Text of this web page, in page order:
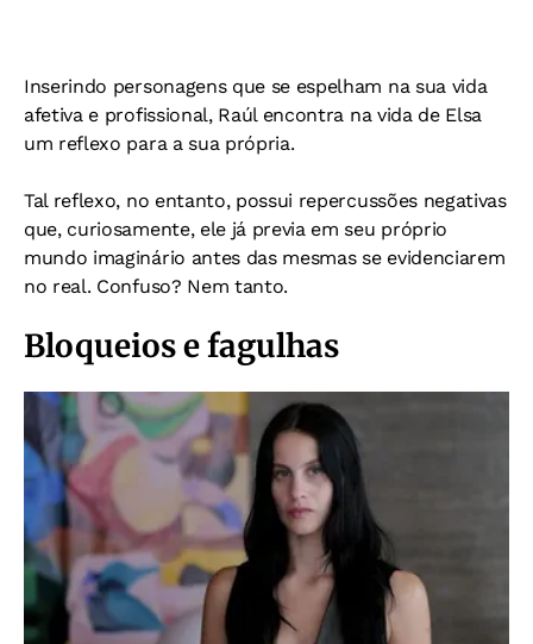
Inserindo personagens que se espelham na sua vida
afetiva e profissional, Raúl encontra na vida de Elsa
um reflexo para a sua própria.
Tal reflexo, no entanto, possui repercussões negativas
que, curiosamente, ele já previa em seu próprio
mundo imaginário antes das mesmas se evidenciarem
no real. Confuso? Nem tanto.
Bloqueios e fagulhas